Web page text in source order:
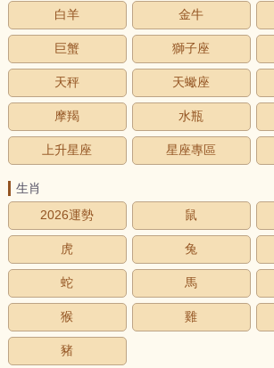
白羊
金牛
巨蟹 獅子座
天秤 天蠍座
摩羯 水瓶
上升星座 星座專區
生肖
2026運勢
鼠
虎 兔
蛇 馬
猴 雞
豬